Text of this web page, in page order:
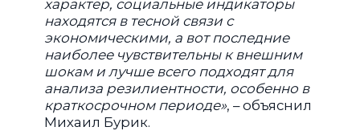
характер, социальные индикаторы
находятся в тесной связи с
экономическими, а вот последние
наиболее чувствительны к внешним
шокам и лучше всего подходят для
анализа резилиентности, особенно в
краткосрочном периоде», – объяснил
Михаил Бурик.